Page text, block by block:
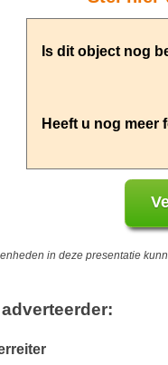
in deze presentatie